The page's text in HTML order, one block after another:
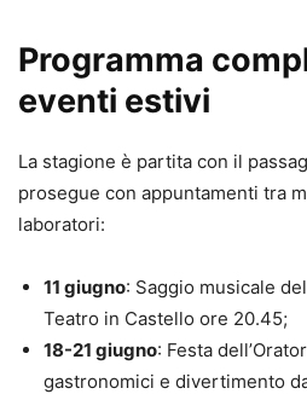
Programma
eventi estivi
La stagione è partita con il
prosegue con appuntamenti tra
laboratori:
11 giugno: Saggio musicale
Teatro in Castello ore 20.45;
18-21 giugno: Festa
gastronomici e divertimento